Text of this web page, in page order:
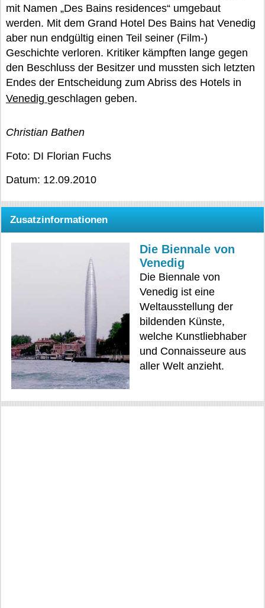
mit Namen „Des Bains residences“ umgebaut
werden. Mit dem Grand Hotel Des Bains hat Venedig
aber nun endgültig einen Teil seiner (Film-)
Geschichte verloren. Kritiker kämpften lange gegen
den Beschluss der Besitzer und mussten sich letzten
Endes der Entscheidung zum Abriss des Hotels in
Venedig geschlagen geben.
Christian Bathen
Foto: DI Florian Fuchs
Datum: 12.09.2010
Zusatzinformationen
Die Biennale von
Venedig
Die Biennale von
Venedig ist eine
Weltausstellung der
bildenden Künste,
welche Kunstliebhaber
und Connaisseure aus
aller Welt anzieht.